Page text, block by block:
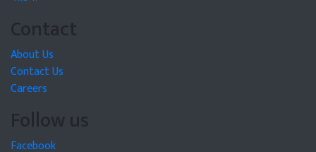
Contact
About Us
Contact Us
Careers
Follow us
Facebook